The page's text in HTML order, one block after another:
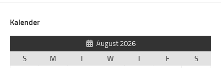
Kalender
August 2026
S
M T W T F
S